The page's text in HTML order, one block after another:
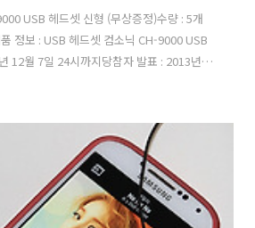
USB 헤드셋 신형 (무상증정)수량 : 5개
정보 : USB 헤드셋 컴소닉 CH-9000 USB
12월 7일 24시까지당참자 발표 : 2013년
락제품 배송 : 컴소닉에서 일체 부담반드시
에 댓글에 이미지를 업로드 하여, 또는 자신
, 자신이 활동하는 커뮤니티 등에 반드시 올
업로드 시 이미지는 직접 사용하는 모습 3장
(얼굴이 나올 필요는 없습니다.)응모방법 : 1.